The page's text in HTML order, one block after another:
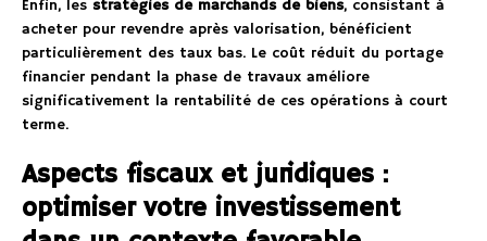
Enfin, les stratégies de marchands de biens, consistant à
acheter pour revendre après valorisation, bénéficient
particulièrement des taux bas. Le coût réduit du portage
financier pendant la phase de travaux améliore
significativement la rentabilité de ces opérations à court
terme.
Aspects fiscaux et juridiques :
optimiser votre investissement